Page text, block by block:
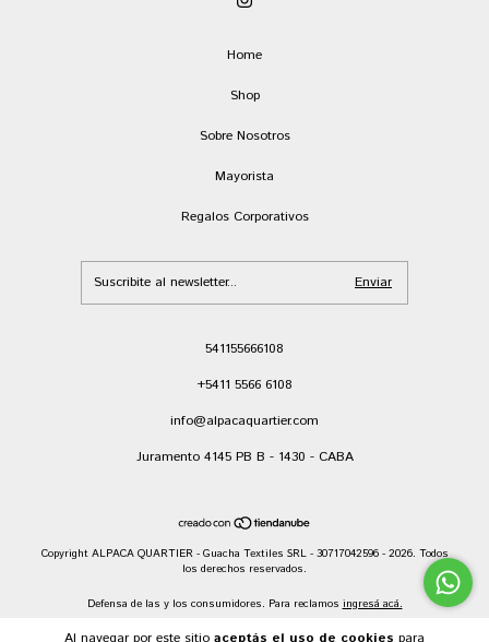
Al navegar por este sitio aceptás el uso de cookies para
Home
Shop
Sobre Nosotros
Mayorista
Regalos Corporativos
541155666108
+5411 5566 6108
info@alpacaquartier.com
Juramento 4145 PB B - 1430 - CABA
Copyright ALPACA QUARTIER - Guacha Textiles SRL - 30717042596 - 2026. Todos
los derechos reservados.
Defensa de las y los consumidores. Para reclamos ingresá acá.